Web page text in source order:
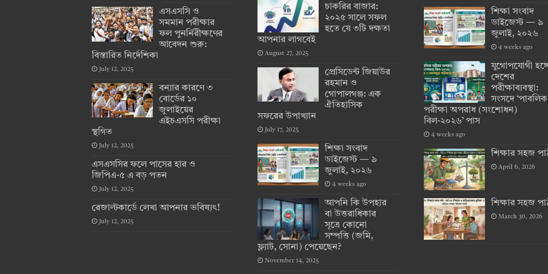
এসএসসি ও
সমমান পরীক্ষার
ফল পুনর্নিরীক্ষণের
আবেদন শুরু:
বিস্তারিত নির্দেশিকা
July 12, 2025
বন্যার কারণে ৩
বোর্ডের ১০
জুলাইয়ের
এইচএসসি পরীক্ষা
স্থগিত
July 12, 2025
এসএসসির ফলে পাসের হার ও
জিপিএ-৫ এ বড় পতন
July 12, 2025
রেজাল্টকার্ডে লেখা আপনার ভবিষ্যৎ!
July 12, 2025
চাকরির বাজার:
২০২৫ সালে সফল
হতে যে ৩টি দক্ষতা
আপনার লাগবেই
August 27, 2025
প্রেসিডেন্ট জিয়াউর
রহমান ও
গোপালগঞ্জ: এক
ঐতিহাসিক
সফরের উপাখ্যান
July 17, 2025
শিক্ষা সংবাদ
ডাইজেস্ট — ৯
জুলাই, ২০২৬
4 weeks ago
আপনি কি উপহার
বা উত্তরাধিকার
সূত্রে কোনো
সম্পত্তি (জমি,
ফ্ল্যাট, সোনা) পেয়েছেন?
November 14, 2025
শিক্ষা সংবাদ
ডাইজেস্ট — ৯
জুলাই, ২০২৬
4 weeks ago
যুগোপযোগী
দেশের
পরীক্ষাব্যবস্থা:
সংসদে ‘পাবলিক
পরীক্ষা অপরাধ (সংশোধন)
বিল-২০২৬’ পাস
4 weeks ago
শিক্ষার সহজ
April 6, 2026
শিক্ষার সহজ
March 30, 2026